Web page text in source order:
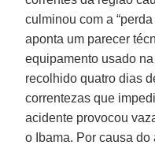
culminou com a
aponta um parecer
equipamento usado
recolhido quatro dias
correntezas que
acidente provocou
o Ibama. Por causa do